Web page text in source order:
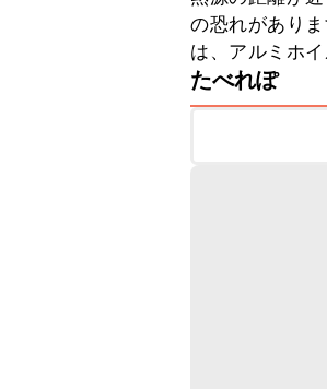
の恐れがあり
は、アルミホイ
たべれぽ